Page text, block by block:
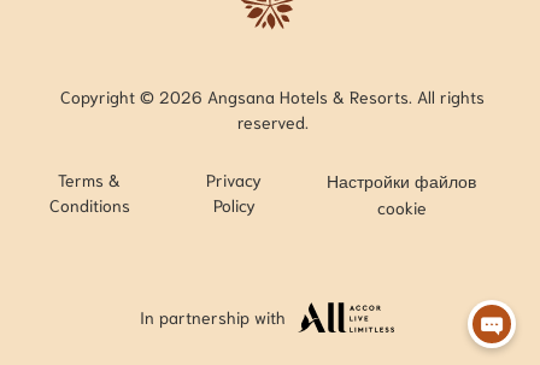
Copyright © 2026 Angsana Hotels & Resorts. All rights
reserved.
Terms &
Conditions
Privacy
Policy
Настройки файлов
cookie
In partnership with